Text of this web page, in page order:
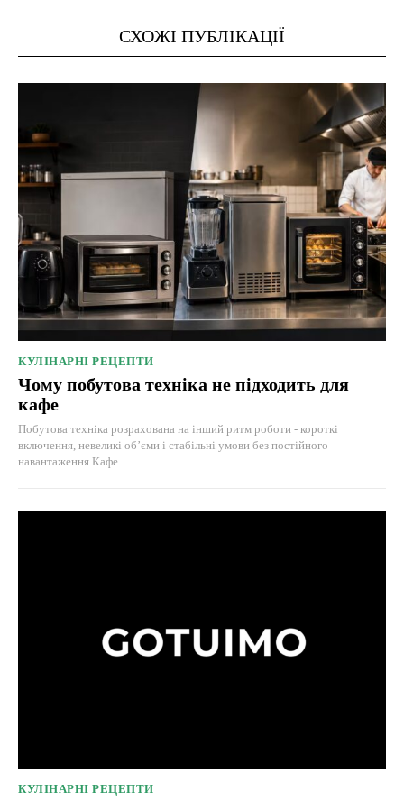
СХОЖІ ПУБЛІКАЦІЇ
КУЛІНАРНІ РЕЦЕПТИ
Чому побутова техніка не підходить для
кафе
Побутова техніка розрахована на інший ритм роботи - короткі
включення, невеликі об’єми і стабільні умови без постійного
навантаження.Кафе...
КУЛІНАРНІ РЕЦЕПТИ